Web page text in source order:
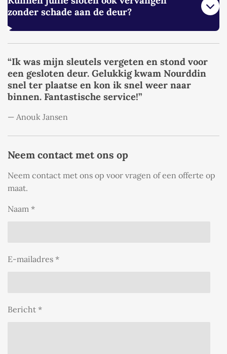
zonder schade aan de deur?
“Ik was mijn sleutels vergeten en stond voor
een gesloten deur. Gelukkig kwam Nourddin
snel ter plaatse en kon ik snel weer naar
binnen. Fantastische service!”
— Anouk Jansen
Neem contact met ons op
Neem contact met ons op voor vragen of een offerte op
maat.
Naam *
E-mailadres *
Bericht *